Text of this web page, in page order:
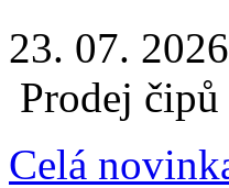
23. 07. 2026
Prodej čipů
Celá